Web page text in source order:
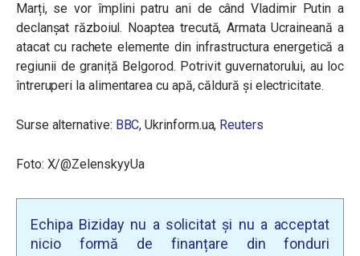
Marți, se vor împlini patru ani de când Vladimir Putin a
declanșat războiul. Noaptea trecută, Armata Ucraineană a
atacat cu rachete elemente din infrastructura energetică a
regiunii de graniță Belgorod. Potrivit guvernatorului, au loc
întreruperi la alimentarea cu apă, căldură și electricitate.
Surse alternative: BBC, Ukrinform.ua, Reuters
Foto: X/@ZelenskyyUa
Echipa Biziday nu a solicitat și nu a acceptat
nicio formă de finanțare din fonduri